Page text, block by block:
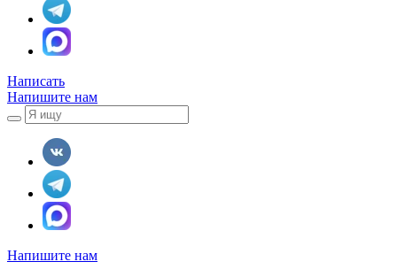
Написать
Напишите нам
Напишите нам